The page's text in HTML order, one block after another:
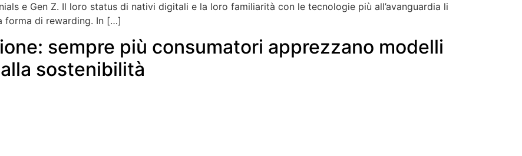
e Gen Z. Il loro status di nativi digitali e la loro familiarità con le tecnologie più all’avanguardia li
forma di rewarding. In […]
sempre più consumatori apprezzano modelli
sostenibilità